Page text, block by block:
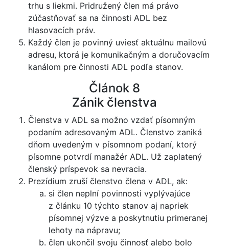
trhu s liekmi. Pridružený člen má právo
zúčastňovať sa na činnosti ADL bez
hlasovacích práv.
Každý člen je povinný uviesť aktuálnu mailovú
adresu, ktorá je komunikačným a doručovacím
kanálom pre činnosti ADL podľa stanov.
Článok 8
Zánik členstva
Členstva v ADL sa možno vzdať písomným
podaním adresovaným ADL. Členstvo zaniká
dňom uvedeným v písomnom podaní, ktorý
písomne potvrdí manažér ADL. Už zaplatený
členský príspevok sa nevracia.
Prezídium zruší členstvo člena v ADL, ak:
si člen neplní povinnosti vyplývajúce
z článku 10 týchto stanov aj napriek
písomnej výzve a poskytnutiu primeranej
lehoty na nápravu;
člen ukončil svoju činnosť alebo bolo